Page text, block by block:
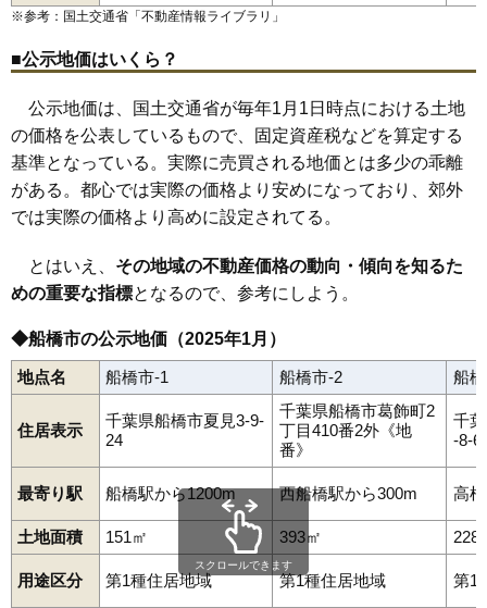
※参考：国土交通省「 不動産情報ライブラリ 」
■公示地価はいくら？
公示地価は、国土交通省が毎年1月1日時点における土地
の価格を公表しているもので、固定資産税などを算定する
基準となっている。実際に売買される地価とは多少の乖離
がある。都心では実際の価格より安めになっており、郊外
では実際の価格より高めに設定されてる。
とはいえ、 その地域の不動産価格の動向・傾向を知るた
めの重要な指標となるので、参考にしよう。
◆船橋市の公示地価（2025年1月）
地点名 船橋市-1 船橋市-2 船
住居表示
千葉県船橋市夏見3-9-
24
千葉県船橋市葛飾町2
丁目410番2外《地
番》
千
-8-6
最寄り駅 船橋駅から1200m 西船橋駅から300m 高
土地面積 151㎡ 393㎡ 228
用途区分 第1種住居地域 第1種住居地域 第1
スクロールできます